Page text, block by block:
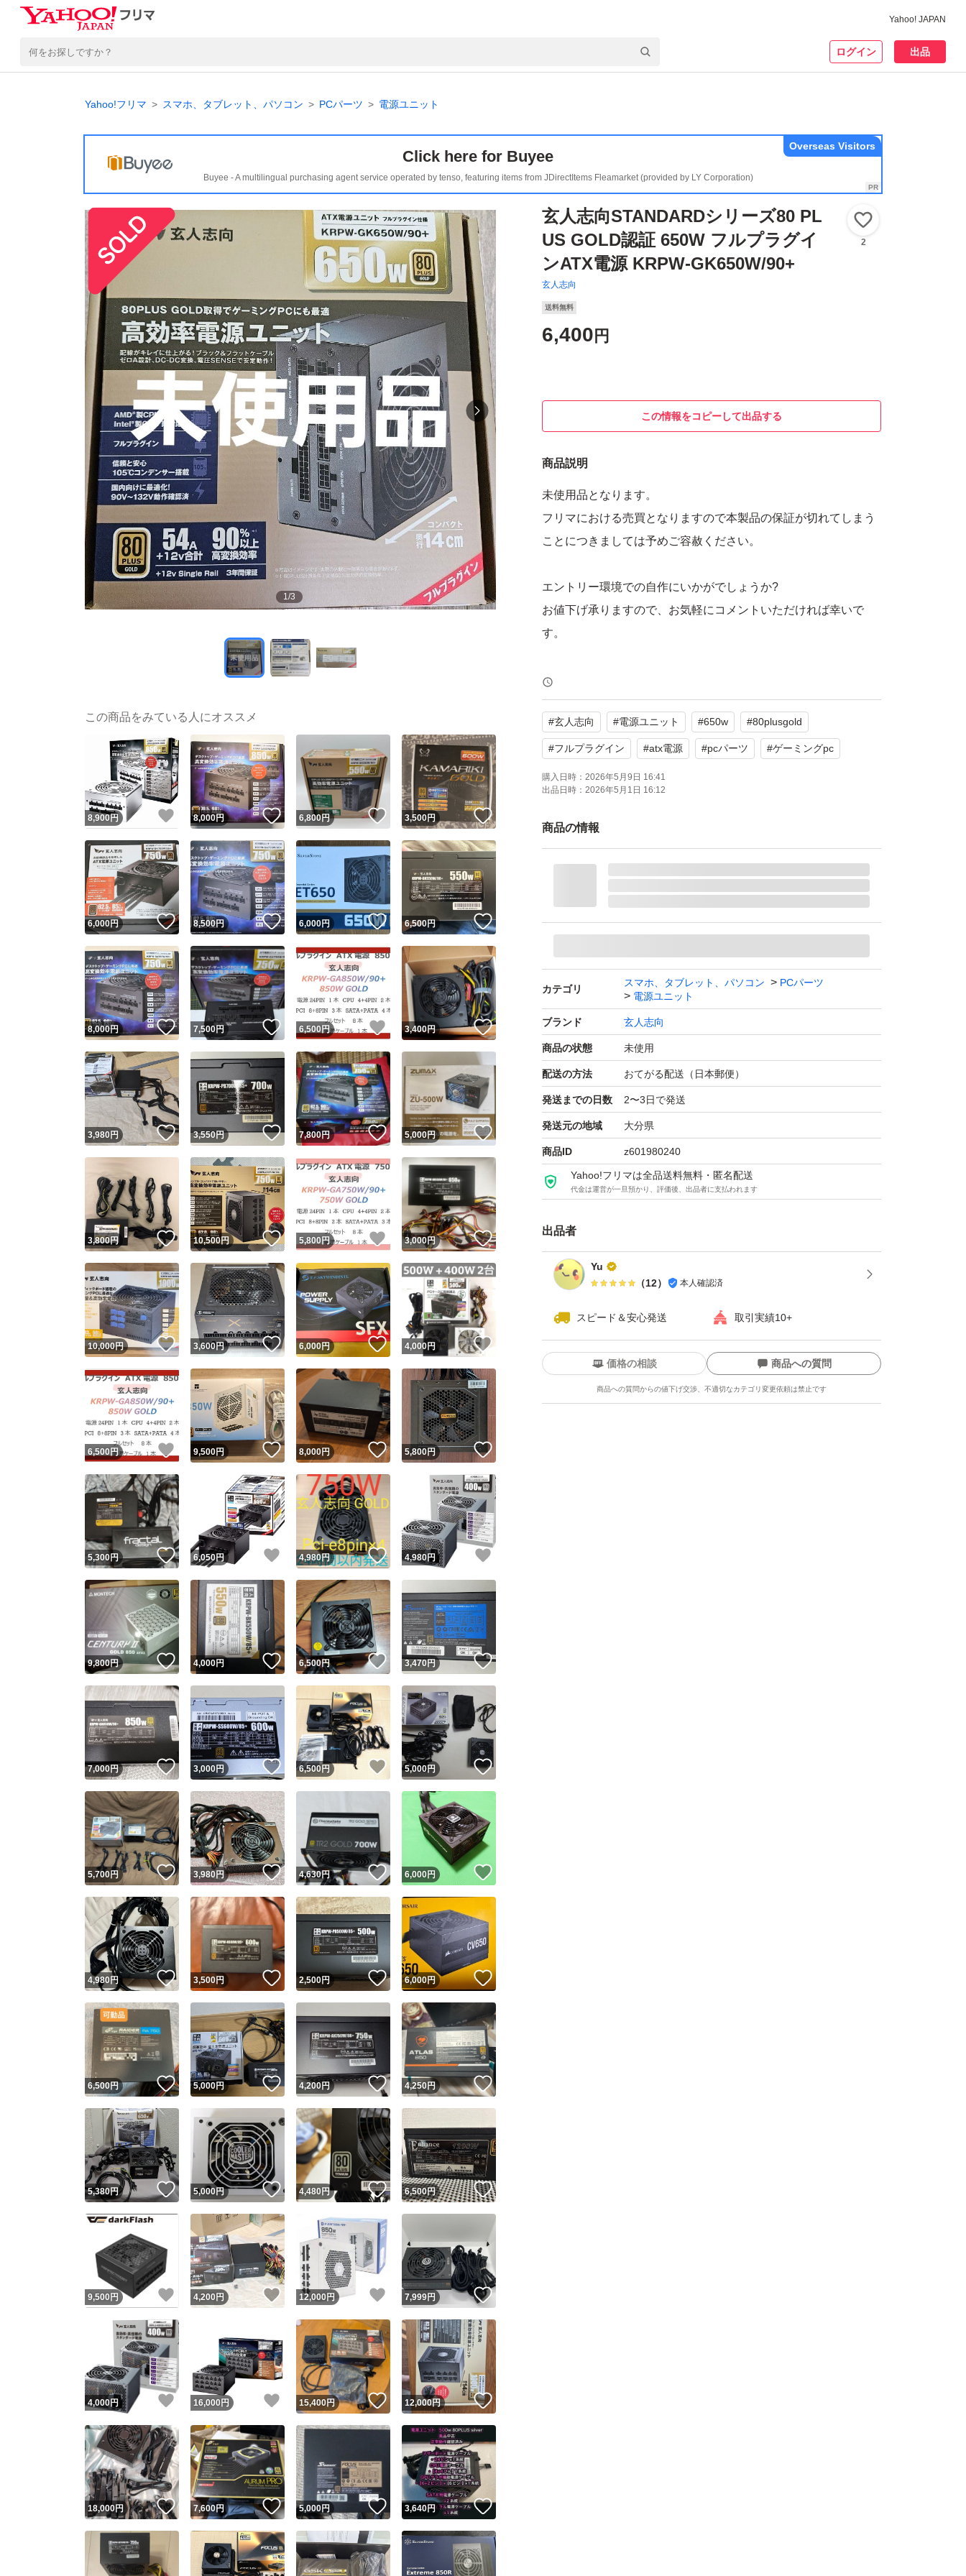
Yahoo! JAPAN
ログイン 出品
Yahoo!フリマ スマホ、タブレット、パソコン PCパーツ 電源ユニット
Click here for Buyee
Buyee - A multilingual purchasing agent service operated by tenso, featuring items from JDirectItems Fleamarket (provided by LY Corporation)
Overseas Visitors
1/3
玄人志向STANDARDシリーズ80 PL
US GOLD認証 650W フルプラグイ
ンATX電源 KRPW-GK650W/90+
玄人志向
2
送料無料
6,400 円
この情報をコピーして出品する
商品説明
未使用品となります。
フリマにおける売買となりますので本製品の保証が切れてしまう
ことにつきましては予めご容赦ください。
エントリー環境での自作にいかがでしょうか?
お値下げ承りますので、お気軽にコメントいただければ幸いで
す。
玄人志向 STANDARDシリーズ 80 PLUS GOLD認証 650W フルプ
ラグインATX電源 KRPW-GK650W/90+
ブランド：玄人志向 CFD販売
#玄人志向 #電源ユニット #650w #80plusgold
#フルプラグイン #atx電源 #pcパーツ #ゲーミングpc
購入日時： 2026年5月9日 16:41
出品日時： 2026年5月1日 16:12
商品の情報
カテゴリ
スマホ、タブレット、パソコン
PCパーツ
電源ユニット
ブランド 玄人志向
商品の状態 未使用
配送の方法 おてがる配送（日本郵便）
発送までの日数 2〜3日で発送
発送元の地域 大分県
商品ID z601980240
Yahoo!フリマは全品送料無料・匿名配送
代金は運営が一旦預かり、評価後、出品者に支払われます
出品者
Yu
（12） 本人確認済
スピード＆安心発送 取引実績10+
ユーザーの実績について
Yahoo!フリマが定めた一定の基準を満たしたユーザーにバッジを付与しています
安心取引出品者
安心取引出品者 Yahoo!フリマの基準をクリアした安心・安全なユーザーです
取引実績
取引実績◯+ このユーザーはYahoo!フリマの取引を完了させた実績があります
他フリマ実績◯+ このユーザーは他フリマサービスでの取引実績があります
スピード&安心発送
※このバッジは実績に基づく表示であり、発送を保証しているものではありません
スピード＆安心発送
このユーザーは高頻度で24時間以内＆設定した発送日数内に発送してい
ます
スピード発送 このユーザーは高頻度で24時間以内に発送しています
安心発送 このユーザーは設定した発送日数内に発送しています
価格の相談 商品への質問
商品への質問からの値下げ交渉、不適切なカテゴリ変更依頼は禁止です
この商品の情報をコピーします
商品画像の無断転載は禁止されています
コピーは1商品につき1回です
出品ページへ
キャンセル
この商品をみている人にオススメ
8,900円 いいね！
8,000円 いいね！
6,800円 いいね！
3,500円 いいね！
6,000円 いいね！
8,500円 いいね！
6,000円 いいね！
6,500円 いいね！
8,000円 いいね！
7,500円 いいね！
6,500 円 いいね！
3,400円 いいね！
3,980円 いいね！
3,550円 いいね！
7,800円 いいね！
5,000円
3,800円 いいね！
10,500円 いいね！
5,800 円 いいね！
3,000円 いいね！
10,000円 いいね！
3,600円 いいね！
6,000円 いいね！
4,000円
6,500 円 いいね！
9,500円 いいね！
8,000円 いいね！
5,800円
5,300円 いいね！
6,050円 いいね！
4,980円 いいね！
4,980円
9,800円 いいね！
4,000円 いいね！
6,500円 いいね！
3,470円 いいね！
7,000円 いいね！
3,000円 いいね！
6,500円 いいね！
5,000円 いいね！
5,700円 いいね！
3,980円 いいね！
4,630円 いいね！
6,000円
4,980円 いいね！
3,500円 いいね！
2,500円 いいね！
6,000円 いいね！
6,500円 いいね！
5,000円 いいね！
4,200円 いいね！
4,250円 いいね！
5,380円 いいね！
5,000円 いいね！
4,480 円 いいね！
6,500円 いいね！
9,500 円 いいね！
4,200円 いいね！
12,000円 いいね！
7,999円 いいね！
4,000円 いいね！
16,000 円 いいね！
15,400円 いいね！
12,000円 いいね！
18,000円 いいね！
7,600円 いいね！
5,000円 いいね！
3,640円 いいね！